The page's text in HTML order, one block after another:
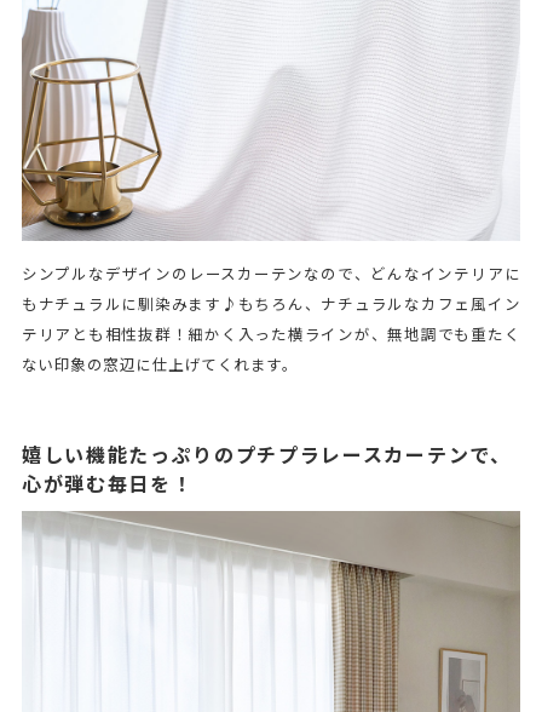
シンプルなデザインのレースカーテンなので、どんなインテリアに
もナチュラルに馴染みます♪もちろん、ナチュラルなカフェ風イン
テリアとも相性抜群！細かく入った横ラインが、無地調でも重たく
ない印象の窓辺に仕上げてくれます。
嬉しい機能たっぷりのプチプラレースカーテンで、
心が弾む毎日を！